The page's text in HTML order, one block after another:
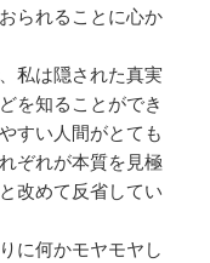
られることに心か
私は隠された真実
を知ることができ
すい人間がとても
ぞれが本質を見極
改めて反省してい
に何かモヤモヤし